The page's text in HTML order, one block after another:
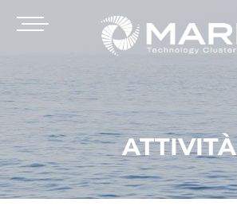
ATTIVITÀ